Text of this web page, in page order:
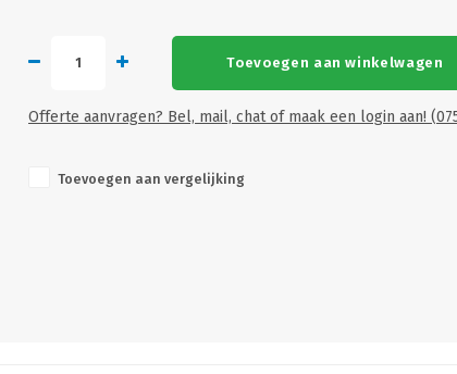
Toevoegen aan winkelwagen
Offerte aanvragen? Bel, mail, chat of maak een login aan!
Toevoegen aan vergelijking